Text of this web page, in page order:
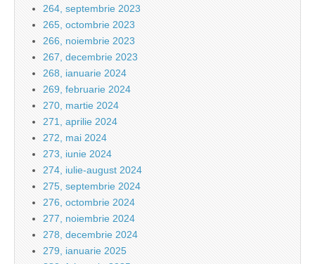
264, septembrie 2023
265, octombrie 2023
266, noiembrie 2023
267, decembrie 2023
268, ianuarie 2024
269, februarie 2024
270, martie 2024
271, aprilie 2024
272, mai 2024
273, iunie 2024
274, iulie-august 2024
275, septembrie 2024
276, octombrie 2024
277, noiembrie 2024
278, decembrie 2024
279, ianuarie 2025